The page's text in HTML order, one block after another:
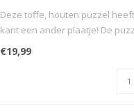
Deze toffe, houten puzzel
kant een ander plaatje! De
€19,99